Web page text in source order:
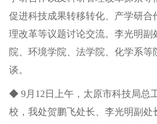
促进科技成果转移转化、产学研合
理改革等议题讨论交流。李光明副
院、环境学院、法学院、化学系等
谈。
◆ 9月12日上午，太原市科技局总
校，我处贺鹏飞处长、李光明副处